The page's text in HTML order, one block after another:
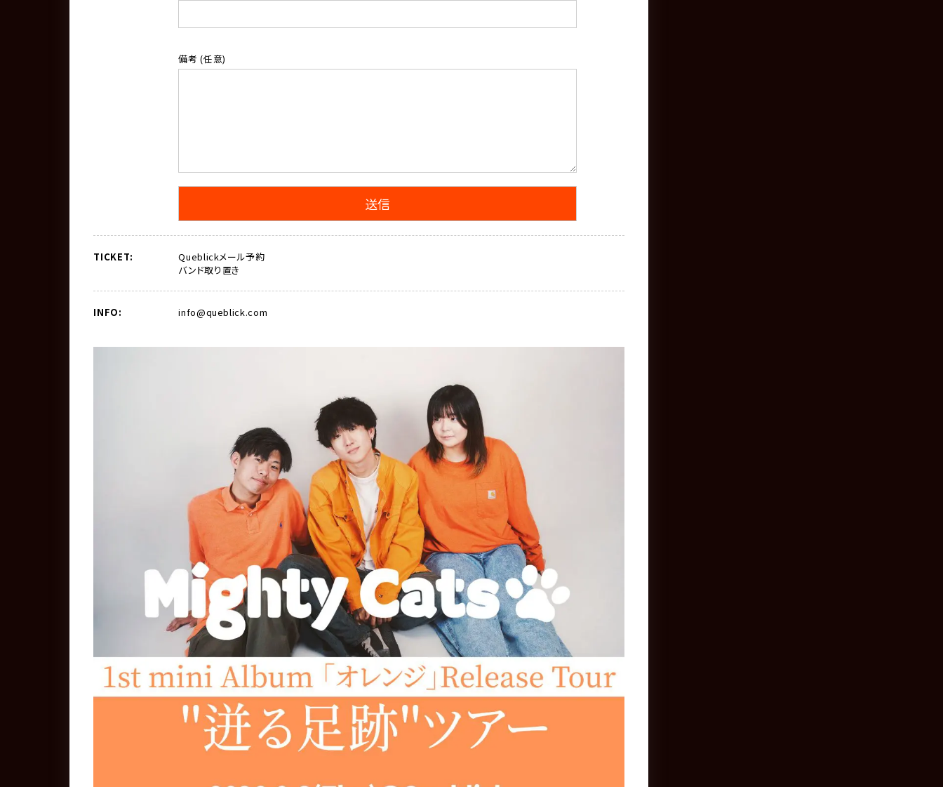
備考 (任意)
TICKET:
Queblickメール予約
バンド取り置き
INFO: info@queblick.com